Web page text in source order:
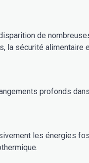
de
la sécurité alimentaire
profonds
les énergies